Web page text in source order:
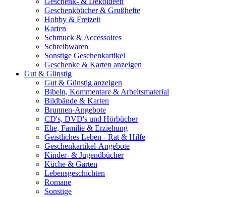
Geschenkbücher & Grußhefte
Hobby & Freizeit
Karten
Schmuck & Accessoires
Schreibwaren
Sonstige Geschenkartikel
Geschenke & Karten anzeigen
Gut & Günstig
Gut & Günstig anzeigen
Bibeln, Kommentare & Arbeitsmaterial
Bildbände & Karten
Brunnen-Angebote
CD's, DVD's und Hörbücher
Ehe, Familie & Erziehung
Geistliches Leben - Rat & Hilfe
Geschenkartikel-Angebote
Kinder- & Jugendbücher
Küche & Garten
Lebensgeschichten
Romane
Sonstige